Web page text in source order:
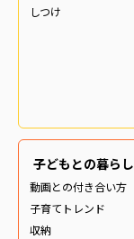
しつけ
子どもとの暮らし
動画との付き合い方
子育てトレンド
収納